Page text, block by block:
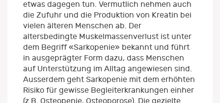
etwas dagegen tun. Vermutlich nehmen auch
die Zufuhr und die Produktion von Kreatin bei
vielen älteren Menschen ab. Der
altersbedingte Muskelmassenverlust ist unter
dem Begriff «Sarkopenie» bekannt und führt
in ausgeprägter Form dazu, dass Menschen
auf Unterstützung im Alltag angewiesen sind.
Ausserdem geht Sarkopenie mit dem erhöhten
Risiko für gewisse Begleiterkrankungen einher
(z.B. Osteopenie, Osteoporose). Die gezielte